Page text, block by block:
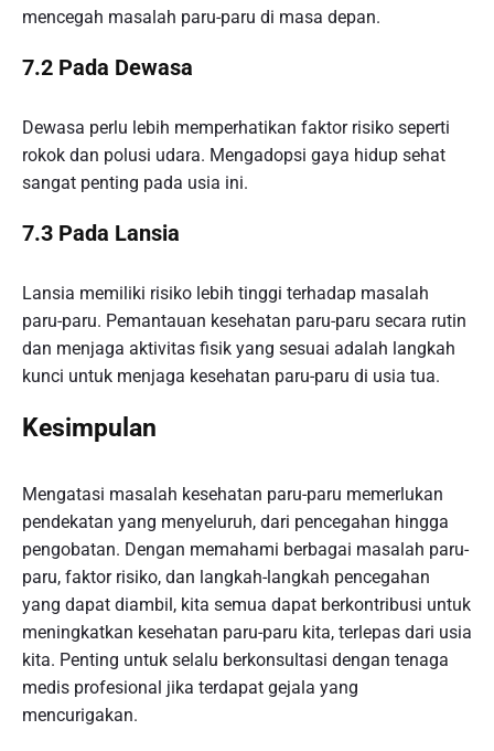
mencegah masalah paru-paru di masa depan.
7.2 Pada Dewasa
Dewasa perlu lebih memperhatikan faktor risiko seperti
rokok dan polusi udara. Mengadopsi gaya hidup sehat
sangat penting pada usia ini.
7.3 Pada Lansia
Lansia memiliki risiko lebih tinggi terhadap masalah
paru-paru. Pemantauan kesehatan paru-paru secara rutin
dan menjaga aktivitas fisik yang sesuai adalah langkah
kunci untuk menjaga kesehatan paru-paru di usia tua.
Kesimpulan
Mengatasi masalah kesehatan paru-paru memerlukan
pendekatan yang menyeluruh, dari pencegahan hingga
pengobatan. Dengan memahami berbagai masalah paru-
paru, faktor risiko, dan langkah-langkah pencegahan
yang dapat diambil, kita semua dapat berkontribusi untuk
meningkatkan kesehatan paru-paru kita, terlepas dari usia
kita. Penting untuk selalu berkonsultasi dengan tenaga
medis profesional jika terdapat gejala yang
mencurigakan.